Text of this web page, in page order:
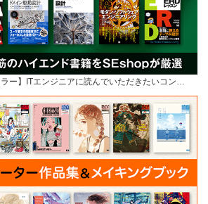
ー】ITエンジニアに読んでいただきたいコン…